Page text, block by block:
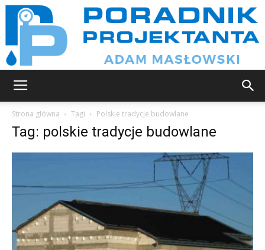
Strona główna Tagi Polskie tradycje budowlane
Tag: polskie tradycje budowlane